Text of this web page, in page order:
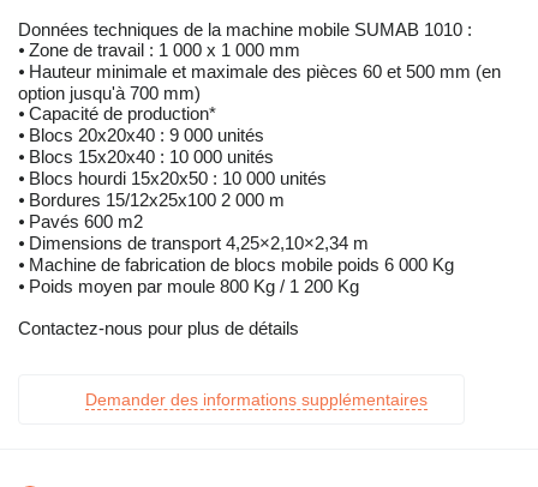
Données techniques de la machine mobile SUMAB 1010 :
⦁ Zone de travail : 1 000 x 1 000 mm
⦁ Hauteur minimale et maximale des pièces 60 et 500 mm (en
option jusqu'à 700 mm)
⦁ Capacité de production*
⦁ Blocs 20x20x40 : 9 000 unités
⦁ Blocs 15x20x40 : 10 000 unités
⦁ Blocs hourdi 15x20x50 : 10 000 unités
⦁ Bordures 15/12x25x100 2 000 m
⦁ Pavés 600 m2
⦁ Dimensions de transport 4,25×2,10×2,34 m
⦁ Machine de fabrication de blocs mobile poids 6 000 Kg
⦁ Poids moyen par moule 800 Kg / 1 200 Kg
Contactez-nous pour plus de détails
Demander des informations supplémentaires